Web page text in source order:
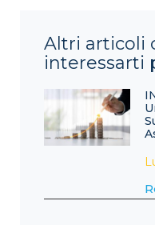
Altri articoli
interessarti